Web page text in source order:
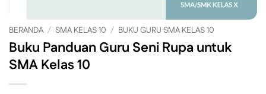
BERANDA / SMA KELAS 10 / BUKU GURU SMA KELAS 10
Buku Panduan Guru Seni Rupa untuk
SMA Kelas 10